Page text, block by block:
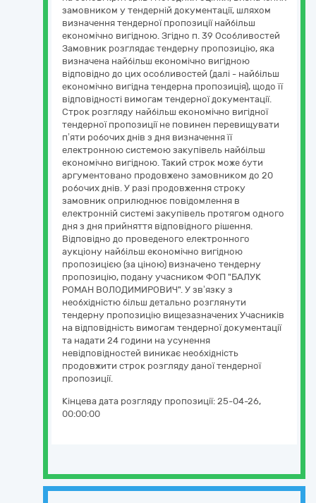
замовником у тендерній документації, шляхом
визначення тендерної пропозиції найбільш
економічно вигідною. Згідно п. 39 Особливостей
Замовник розглядає тендерну пропозицію, яка
визначена найбільш економічно вигідною
відповідно до цих особливостей (далі - найбільш
економічно вигідна тендерна пропозиція), щодо її
відповідності вимогам тендерної документації.
Строк розгляду найбільш економічно вигідної
тендерної пропозиції не повинен перевищувати
п’яти робочих днів з дня визначення її
електронною системою закупівель найбільш
економічно вигідною. Такий строк може бути
аргументовано продовжено замовником до 20
робочих днів. У разі продовження строку
замовник оприлюднює повідомлення в
електронній системі закупівель протягом одного
дня з дня прийняття відповідного рішення.
Відповідно до проведеного електронного
аукціону найбільш економічно вигідною
пропозицією (за ціною) визначено тендерну
пропозицію, подану учасником ФОП "БАЛУК
РОМАН ВОЛОДИМИРОВИЧ". У зв’язку з
необхідністю більш детально розглянути
тендерну пропозицію вищезазначених Учасників
на відповідність вимогам тендерної документації
та надати 24 години на усунення
невідповідностей виникає необхідність
продовжити строк розгляду даної тендерної
пропозиції.
Кінцева дата розгляду пропозиції: 25-04-26,
00:00:00